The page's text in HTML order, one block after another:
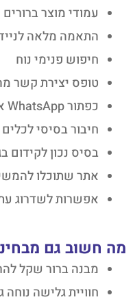
עמודי מוצר
התאמה מלאה
חיפוש פנימי נוח
טופס יצירת קשר
כפתור WhatsApp או דרך פשוטה אחרת לפנייה
חיבור בסיסי
בסיס נכון לקידום
אתר שתוכלו
אפשרות לשדרוג
מה חשוב גם
מבנה ברור שקל
חוויית גלישה נוחה